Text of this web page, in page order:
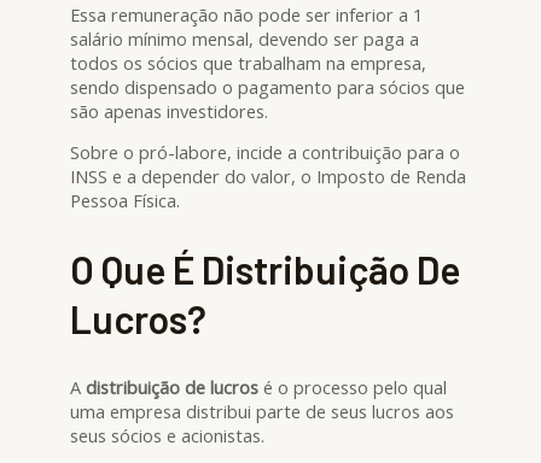
Essa remuneração não pode ser inferior a 1
salário mínimo mensal, devendo ser paga a
todos os sócios que trabalham na empresa,
sendo dispensado o pagamento para sócios que
são apenas investidores.
Sobre o pró-labore, incide a contribuição para o
INSS e a depender do valor, o Imposto de Renda
Pessoa Física.
O Que É Distribuição De
Lucros?
A distribuição de lucros é o processo pelo qual
uma empresa distribui parte de seus lucros aos
seus sócios e acionistas.